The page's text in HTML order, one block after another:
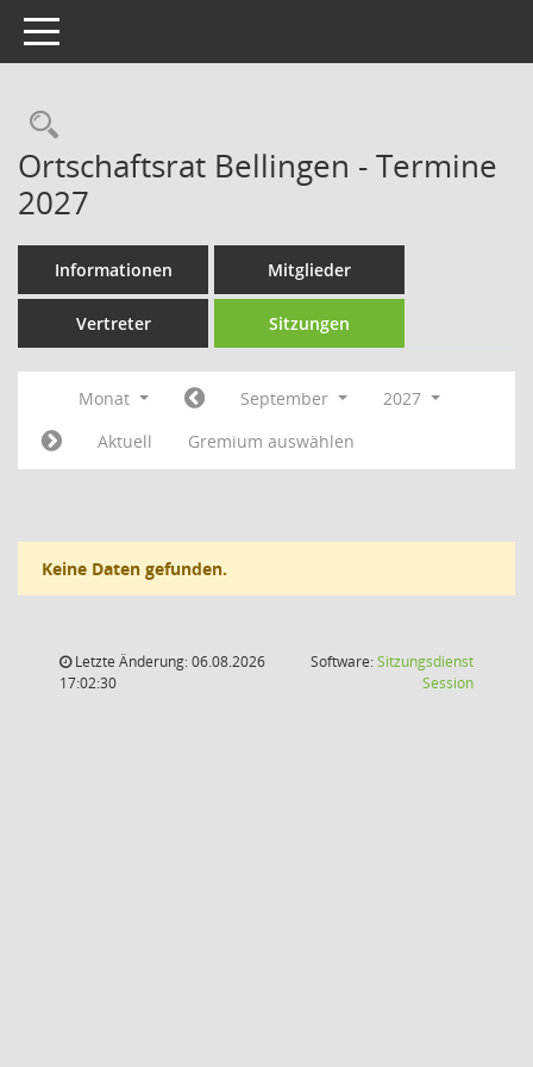
Toggle navigation
Rechercheauswahl
Ortschaftsrat Bellingen - Termine
2027
Informationen Mitglieder
Vertreter Sitzungen
Monat September
2027
Aktuell
Gremium auswählen
Keine Daten gefunden.
Letzte Änderung: 06.08.2026
17:02:30
Software:Sitzungsdienst
Session(Wird in